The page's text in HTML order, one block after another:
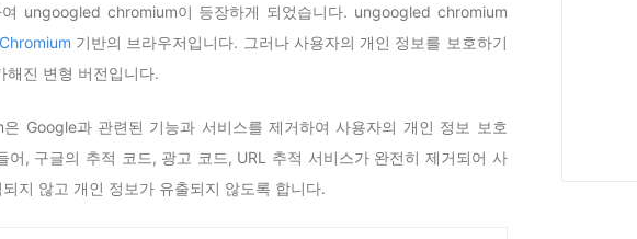
여 ungoogled chromium이 등장하게 되었습니다. ungoogled chromium
Chromium 기반의 브라우저입니다. 그러나 사용자의 개인 정보를 보호하기
해진 변형 버전입니다.
Google과 관련된 기능과 서비스를 제거하여 사용자의 개인 정보 보호
어, 구글의 추적 코드, 광고 코드, URL 추적 서비스가 완전히 제거되어 사
지 않고 개인 정보가 유출되지 않도록 합니다.